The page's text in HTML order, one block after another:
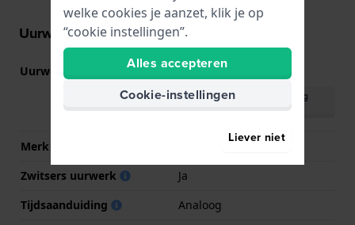
Uurwerk informatie
Uurwerk nr. 80.601
Download handleiding
(English)
Merk uurwerk
Zwitsers uurwerk
Ja
Tijdsaanduiding
Analoog
welke cookies je aanzet, klik je op
“cookie instellingen”.
Alles accepteren
Cookie-instellingen
Liever niet